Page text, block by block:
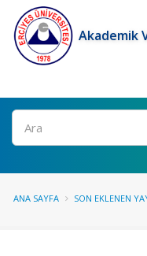
Akademik
Ara
ANA SAYFA SON EKLENEN